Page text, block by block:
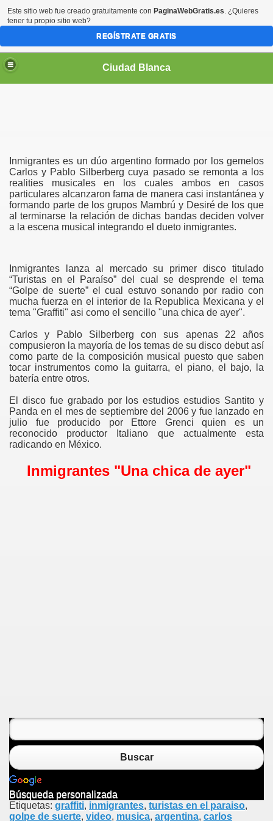
Ciudad Blanca
Inmigrantes es un dúo argentino formado por los gemelos
Carlos y Pablo Silberberg cuya pasado se remonta a los
realities musicales en los cuales ambos en casos
particulares alcanzaron fama de manera casi instantánea y
formando parte de los grupos Mambrú y Desiré de los que
al terminarse la relación de dichas bandas deciden volver
a la escena musical integrando el dueto inmigrantes.
Inmigrantes lanza al mercado su primer disco titulado
“Turistas en el Paraíso” del cual se desprende el tema
“Golpe de suerte” el cual estuvo sonando por radio con
mucha fuerza en el interior de la Republica Mexicana y el
tema "Graffiti" asi como el sencillo "una chica de ayer".
Carlos y Pablo Silberberg con sus apenas 22 años
compusieron la mayoría de los temas de su disco debut así
como parte de la composición musical puesto que saben
tocar instrumentos como la guitarra, el piano, el bajo, la
batería entre otros.
El disco fue grabado por los estudios estudios Santito y
Panda en el mes de septiembre del 2006 y fue lanzado en
julio fue producido por Ettore Grenci quien es un
reconocido productor Italiano que actualmente esta
radicando en México.
Inmigrantes "Una chica de ayer"
Buscar
Búsqueda personalizada
Etiquetas: graffiti, inmigrantes, turistas en el paraiso,
golpe de suerte, video, musica, argentina, carlos
Este sitio web fue creado gratuitamente con PaginaWebGratis.es. ¿Quieres
tener tu propio sitio web?
REGÍSTRATE GRATIS